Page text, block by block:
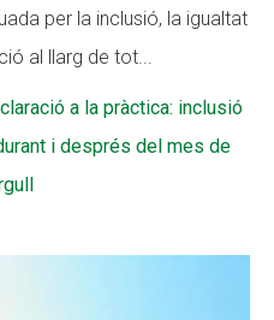
per la inclusió, la igualtat
al llarg de tot...
a la pràctica: inclusió
i després del mes de